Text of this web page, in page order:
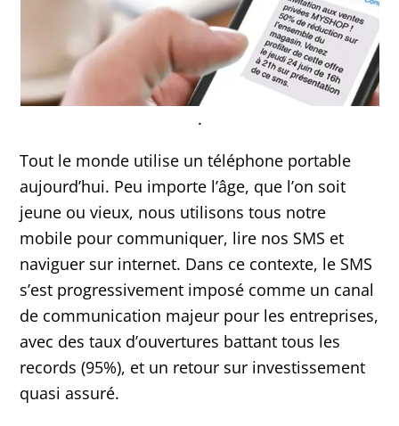
.
Tout le monde utilise un téléphone portable
aujourd’hui. Peu importe l’âge, que l’on soit
jeune ou vieux, nous utilisons tous notre
mobile pour communiquer, lire nos SMS et
naviguer sur internet. Dans ce contexte, le SMS
s’est progressivement imposé comme un canal
de communication majeur pour les entreprises,
avec des taux d’ouvertures battant tous les
records (95%), et un retour sur investissement
quasi assuré.